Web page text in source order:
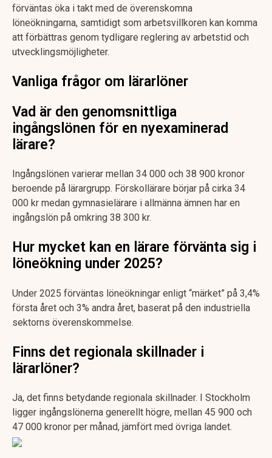
förväntas öka i takt med de överenskomna
löneökningarna, samtidigt som arbetsvillkoren kan komma
att förbättras genom tydligare reglering av arbetstid och
utvecklingsmöjligheter.
Vanliga frågor om lärarlöner
Vad är den genomsnittliga
ingångslönen för en nyexaminerad
lärare?
Ingångslönen varierar mellan 34 000 och 38 900 kronor
beroende på lärargrupp. Förskollärare börjar på cirka 34
000 kr medan gymnasielärare i allmänna ämnen har en
ingångslön på omkring 38 300 kr.
Hur mycket kan en lärare förvänta sig i
löneökning under 2025?
Under 2025 förväntas löneökningar enligt “märket” på 3,4%
första året och 3% andra året, baserat på den industriella
sektorns överenskommelse.
Finns det regionala skillnader i
lärarlöner?
Ja, det finns betydande regionala skillnader. I Stockholm
ligger ingångslönerna generellt högre, mellan 45 900 och
47 000 kronor per månad, jämfört med övriga landet.